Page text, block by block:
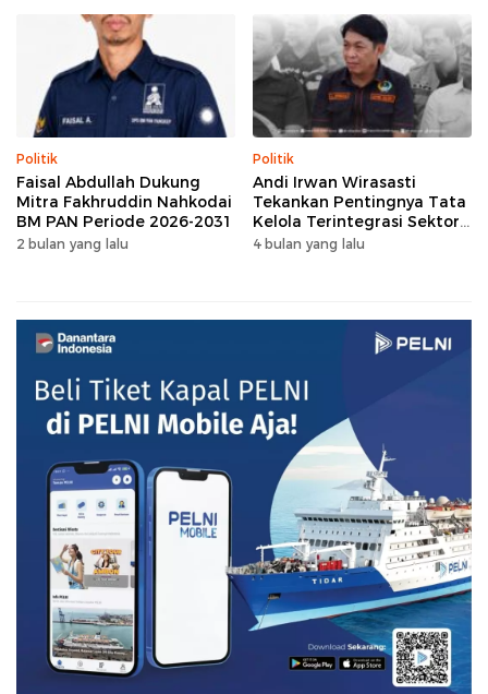
Politik
Faisal Abdullah Dukung
Mitra Fakhruddin Nahkodai
BM PAN Periode 2026-2031
2 bulan yang lalu
Politik
Andi Irwan Wirasasti
Tekankan Pentingnya Tata
Kelola Terintegrasi Sektor
Peternakan Sulsel
4 bulan yang lalu